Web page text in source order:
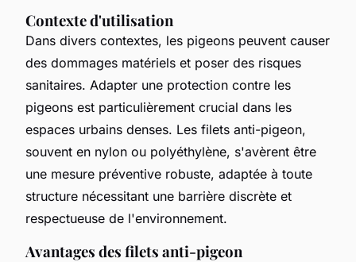
Contexte d'utilisation
Dans divers contextes, les pigeons peuvent causer
des dommages matériels et poser des risques
sanitaires. Adapter une protection contre les
pigeons est particulièrement crucial dans les
espaces urbains denses. Les filets anti-pigeon,
souvent en nylon ou polyéthylène, s'avèrent être
une mesure préventive robuste, adaptée à toute
structure nécessitant une barrière discrète et
respectueuse de l'environnement.
Avantages des filets anti-pigeon